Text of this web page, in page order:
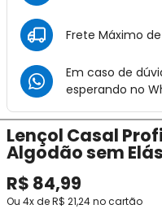
Frete Máximo
Em caso de
esperando no
Lençol Casal
Algodão sem
R$ 84,99
Ou 4x deR$ 21,24no cartão